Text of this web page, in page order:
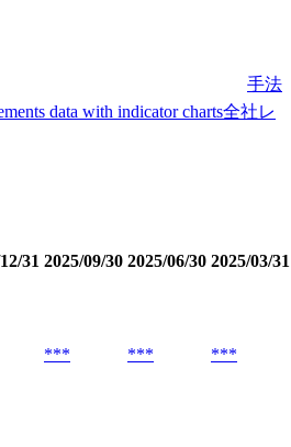
手法
data with indicator charts全社レ
31 2025/09/30 2025/06/30 2025/03/31
*** *** ***